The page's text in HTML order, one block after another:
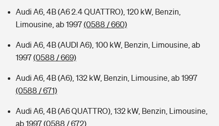
Audi A6, 4B (A6 2.4 QUATTRO), 120 kW, Benzin,
Limousine, ab 1997(0588 / 660)
Audi A6, 4B (AUDI A6), 100 kW, Benzin, Limousine, ab
1997(0588 / 669)
Audi A6, 4B (A6), 132 kW, Benzin, Limousine, ab 1997
(0588 / 671)
Audi A6, 4B (A6 QUATTRO), 132 kW, Benzin, Limousine,
ab 1997(0588 / 672)